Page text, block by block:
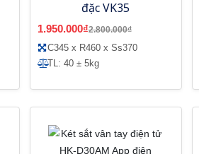
đặc VK35
1.950.000₫2.800.000₫
C345 x R460 x Ss370
TL: 40 ± 5kg